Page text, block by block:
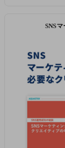
SNS